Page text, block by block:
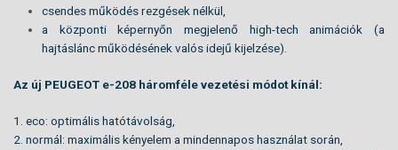
csendes működés rezgések nélkül,
a központi képernyőn megjelenő high-tech animációk (a
hajtáslánc működésének valós idejű kijelzése).
Az új PEUGEOT e-208 háromféle vezetési módot kínál:
1. eco: optimális hatótávolság,
2. normál: maximális kényelem a mindennapos használat során,